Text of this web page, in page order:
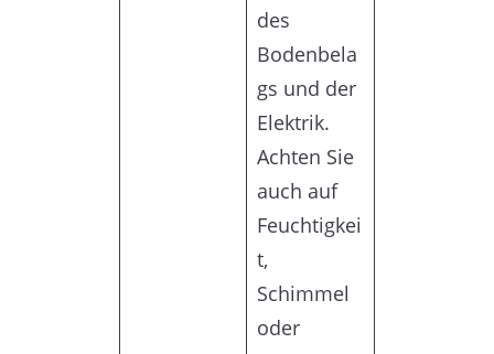
des
Bodenbela
gs und der
Elektrik.
Achten Sie
auch auf
Feuchtigkei
t,
Schimmel
oder